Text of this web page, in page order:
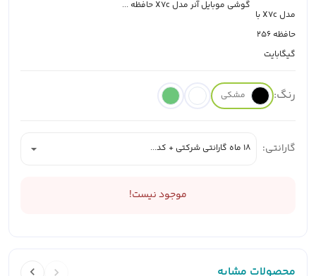
گوشی موبایل آنر مدل X7c حافظه ...
رنگ: مشکی
گارانتی: 18 ماه گارانتی شرکتی + کد...
موجود نیست!
محصولات مشابه